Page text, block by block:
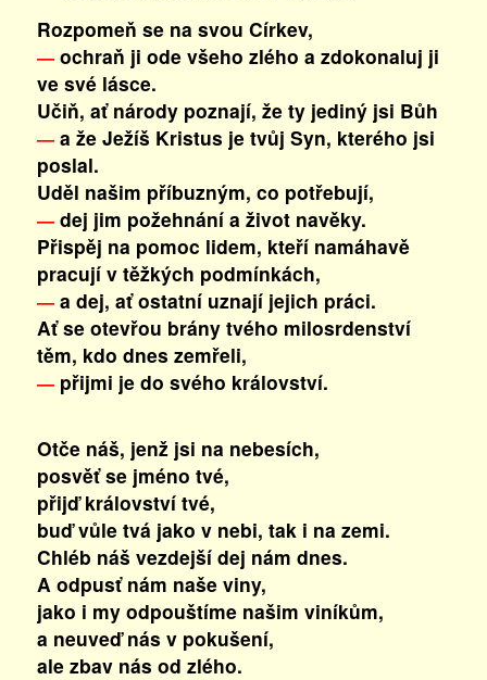
Rozpomeň se na svou Církev,
—ochraň ji ode všeho zlého a zdokonaluj ji
ve své lásce.
Učiň, ať národy poznají, že ty jediný jsi Bůh
—a že Ježíš Kristus je tvůj Syn, kterého jsi
poslal.
Uděl našim příbuzným, co potřebují,
—dej jim požehnání a život navěky.
Přispěj na pomoc lidem, kteří namáhavě
pracují v těžkých podmínkách,
—a dej, ať ostatní uznají jejich práci.
Ať se otevřou brány tvého milosrdenství
těm, kdo dnes zemřeli,
—přijmi je do svého království.
Otče náš, jenž jsi na nebesích,
posvěť se jméno tvé,
přijď království tvé,
buď vůle tvá jako v nebi, tak i na zemi.
Chléb náš vezdejší dej nám dnes.
A odpusť nám naše viny,
jako i my odpouštíme našim viníkům,
a neuveď nás v pokušení,
ale zbav nás od zlého.